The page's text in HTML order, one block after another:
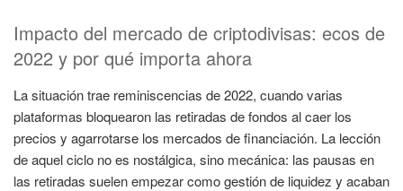
Impacto del mercado de criptodivisas: ecos de
2022 y por qué importa ahora
La situación trae reminiscencias de 2022, cuando varias
plataformas bloquearon las retiradas de fondos al caer los
precios y agarrotarse los mercados de financiación. La lección
de aquel ciclo no es nostálgica, sino mecánica: las pausas en
las retiradas suelen empezar como gestión de liquidez y acaban